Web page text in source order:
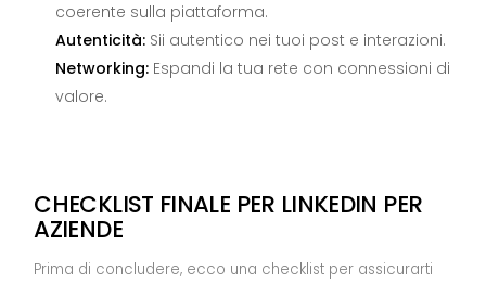
coerente sulla piattaforma.
Autenticità:Sii autentico nei tuoi post e interazioni.
Networking:Espandi la tua rete con connessioni di
valore.
CHECKLIST FINALE PER LINKEDIN PER
AZIENDE
Prima di concludere, ecco una checklist per assicurarti